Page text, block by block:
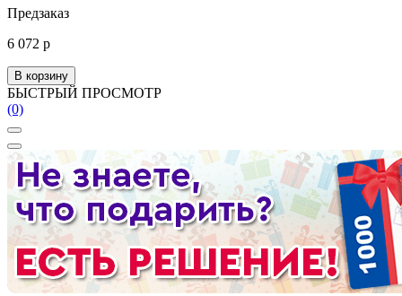
Предзаказ
6 072 р
В корзину
БЫСТРЫЙ ПРОСМОТР
(0)